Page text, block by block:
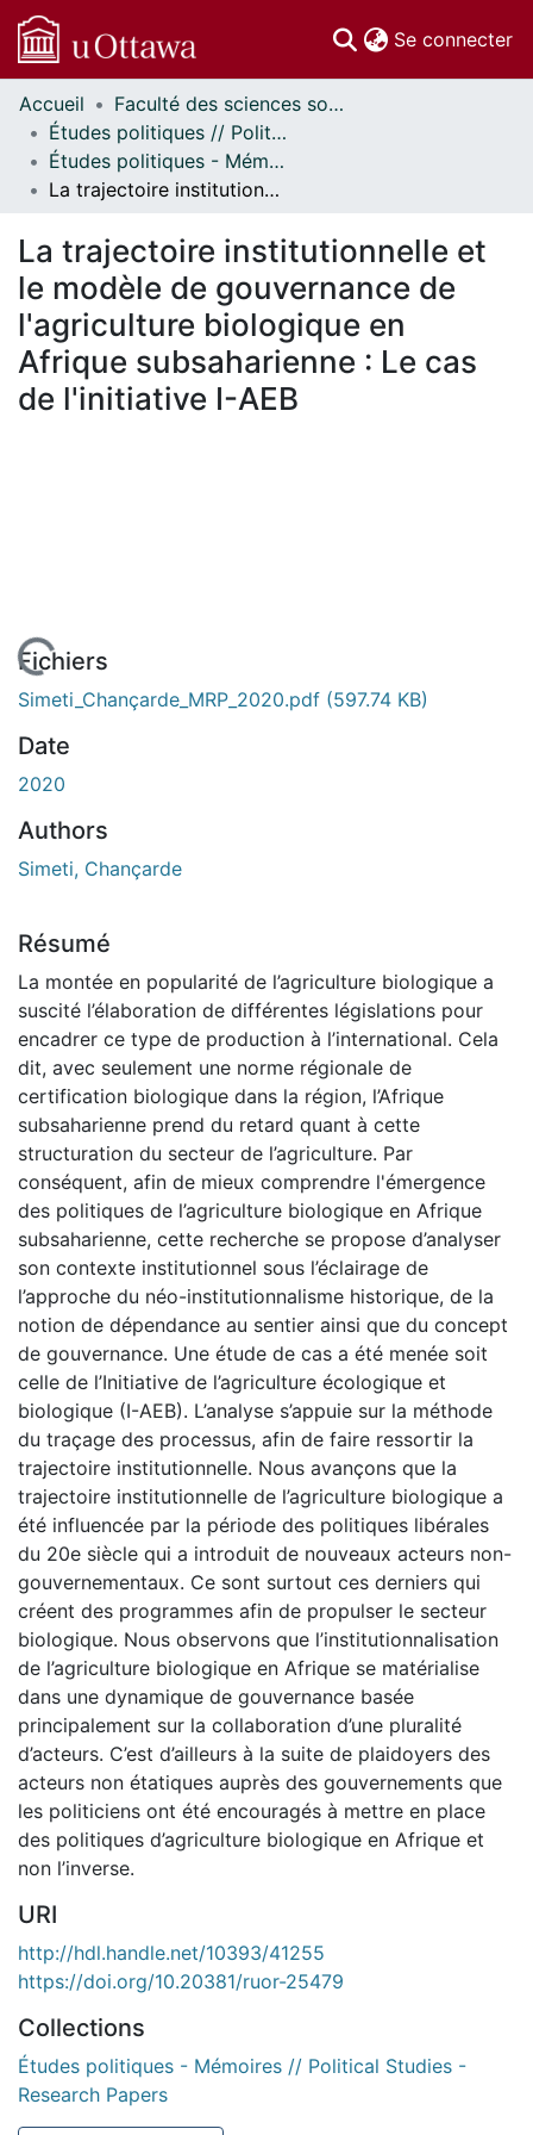
Se connecter
Communautés
et collections
Parcourir
Statistiques
À propos
Accueil
Faculté des sciences sociales // Faculty of Social Sciences
Études politiques // Political Studies
Études politiques - Mémoires // Political Studies - Research Papers
La trajectoire institutionnelle et le modèle de gouvernance de l'agriculture biologique en Afrique subsaharienne : Le cas de l'initiative I-AEB
La trajectoire institutionnelle et
le modèle de gouvernance de
l'agriculture biologique en
Afrique subsaharienne : Le cas
de l'initiative I-AEB
En cours de chargement...
Fichiers
Simeti_Chançarde_MRP_2020.pdf (597.74 KB)
Date
2020
Authors
Simeti, Chançarde
Résumé
La montée en popularité de l’agriculture biologique a
suscité l’élaboration de différentes législations pour
encadrer ce type de production à l’international. Cela
dit, avec seulement une norme régionale de
certification biologique dans la région, l’Afrique
subsaharienne prend du retard quant à cette
structuration du secteur de l’agriculture. Par
conséquent, afin de mieux comprendre l'émergence
des politiques de l’agriculture biologique en Afrique
subsaharienne, cette recherche se propose d’analyser
son contexte institutionnel sous l’éclairage de
l’approche du néo-institutionnalisme historique, de la
notion de dépendance au sentier ainsi que du concept
de gouvernance. Une étude de cas a été menée soit
celle de l’Initiative de l’agriculture écologique et
biologique (I-AEB). L’analyse s’appuie sur la méthode
du traçage des processus, afin de faire ressortir la
trajectoire institutionnelle. Nous avançons que la
trajectoire institutionnelle de l’agriculture biologique a
été influencée par la période des politiques libérales
du 20e siècle qui a introduit de nouveaux acteurs non-
gouvernementaux. Ce sont surtout ces derniers qui
créent des programmes afin de propulser le secteur
biologique. Nous observons que l’institutionnalisation
de l’agriculture biologique en Afrique se matérialise
dans une dynamique de gouvernance basée
principalement sur la collaboration d’une pluralité
d’acteurs. C’est d’ailleurs à la suite de plaidoyers des
acteurs non étatiques auprès des gouvernements que
les politiciens ont été encouragés à mettre en place
des politiques d’agriculture biologique en Afrique et
non l’inverse.
URI
http://hdl.handle.net/10393/41255
https://doi.org/10.20381/ruor-25479
Collections
Études politiques - Mémoires // Political Studies -
Research Papers